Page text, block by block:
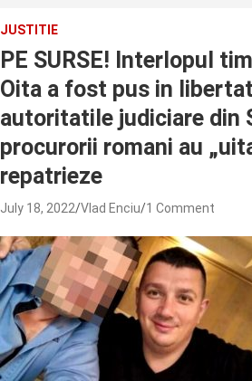
JUSTITIE
PE SURSE! Interlopul
Oita a fost pus in
autoritatile judiciare din
procurorii romani au
repatrieze
July 18, 2022 Vlad Enciu 1 Comment